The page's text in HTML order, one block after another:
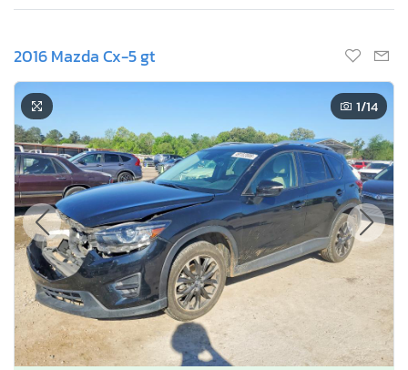
2016 Mazda Cx-5 gt
1/14